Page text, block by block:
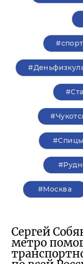
#Москва
Сергей
метро